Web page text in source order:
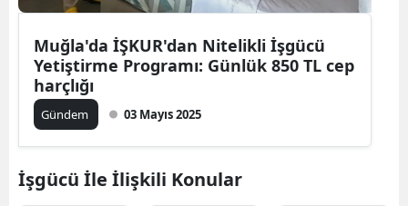
Muğla'da İŞKUR'dan Nitelikli İşgücü
Yetiştirme Programı: Günlük 850 TL cep
harçlığı
Gündem 03 Mayıs 2025
İşgücü İle İlişkili Konular